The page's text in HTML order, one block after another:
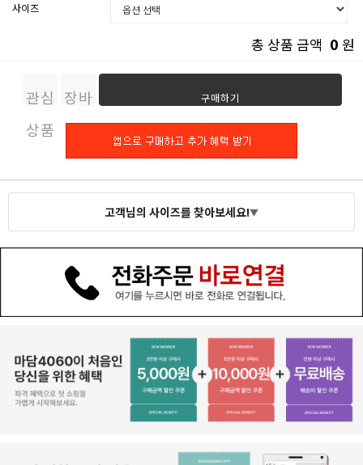
사이즈
총 상품 금액 0 원
관심
상품
장바
구니
구매하기
고객님의 사이즈를 찾아보세요!▼